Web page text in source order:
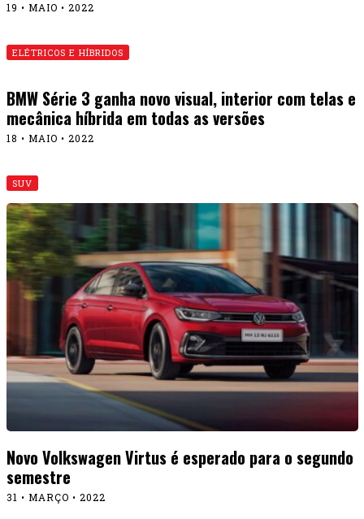
19 • MAIO • 2022
ELÉTRICOS E HÍBRIDOS
BMW Série 3 ganha novo visual, interior com telas e
mecânica híbrida em todas as versões
18 • MAIO • 2022
SUV
Novo Volkswagen Virtus é esperado para o segundo
semestre
31 • MARÇO • 2022